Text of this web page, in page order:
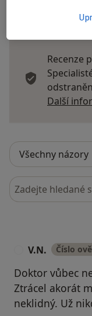
Recenze
Další
Hledejte v
V.N. Číslo
Doktor vůbec
Ztrácel akorát
neklidný. Už